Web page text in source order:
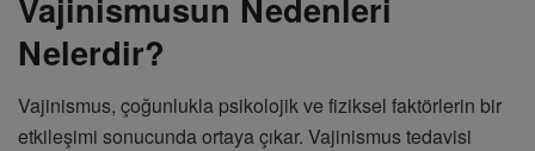
Nelerdir?
Vajinismus, çoğunlukla psikolojik ve fiziksel faktörlerin bir
etkileşimi sonucunda ortaya çıkar. Vajinismus tedavisi